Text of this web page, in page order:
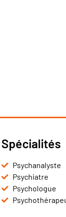
Spécialités
Psychanalyste
Psychiatre
Psychologue